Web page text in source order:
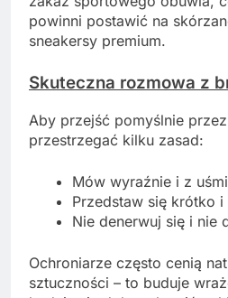
powinni postawić na
sneakersy premium.
Skuteczna rozmowa z
Aby przejść pomyślnie
przestrzegać kilku zasad:
Mów wyraźnie i z
Przedstaw się krótko
Nie denerwuj się i nie
Ochroniarze często cenią
sztuczności – to buduje